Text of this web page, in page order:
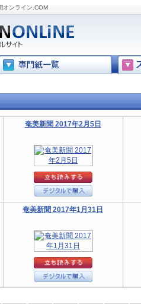
オンライン.COM
奄美新聞 2017年2月5日
奄美新聞 2017年1月31日